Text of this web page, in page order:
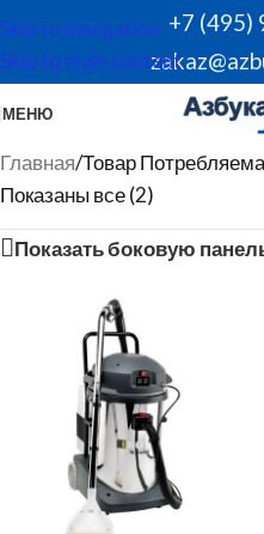
Skip to navigation
Skip to main content
+7 (495)
МЕНЮ
Главная/Товар
Показаны все (2)
Показать боковую